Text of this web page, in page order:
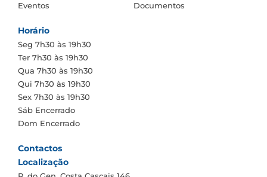
Eventos
Documentos
Horário
Seg 7h30 às 19h30
Ter 7h30 às 19h30
Qua 7h30 às 19h30
Qui 7h30 às 19h30
Sex 7h30 às 19h30
Sáb Encerrado
Dom Encerrado
Contactos
Localização